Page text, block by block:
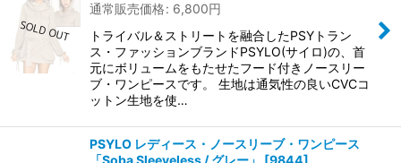
通常販売価格: 6,800円
トライバル＆ストリートを融合したPSYトラン
ス・ファッションブランドPSYLO(サイロ)の、首
元にボリュームをもたせたフード付きノースリー
ブ・ワンピースです。 生地は通気性の良いCVCコ
ットン生地を使…
PSYLO レディース・ノースリーブ・ワンピース
「Soba Sleeveless / グレー」
[9844]